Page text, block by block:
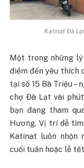
Katinat Đà
Một trong những
điểm đến yêu thích
tại số 15 Bà Triệu –
chợ Đà Lạt vài
bạn đang tham
Hương. Vị trí dễ
Katinat luôn nhộn
cuối tuần hoặc lễ